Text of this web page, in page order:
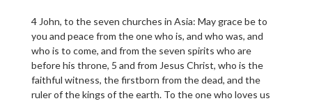
4 John, to the seven churches in Asia: May grace be to
you and peace from the one who is, and who was, and
who is to come, and from the seven spirits who are
before his throne, 5 and from Jesus Christ, who is the
faithful witness, the firstborn from the dead, and the
ruler of the kings of the earth. To the one who loves us